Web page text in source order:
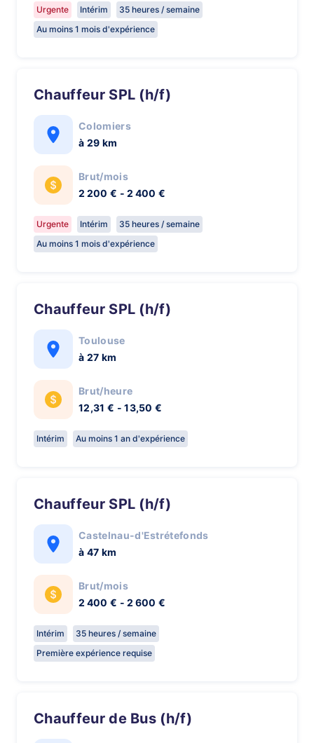
Urgente Intérim
35 heures / semaine
Au moins 1 mois d'expérience
Chauffeur SPL (h/f)
Colomiers
à 29 km
Brut/mois
2 200 € - 2 400 €
Urgente Intérim
35 heures / semaine
Au moins 1 mois d'expérience
Chauffeur SPL (h/f)
Toulouse
à 27 km
Brut/heure
12,31 € - 13,50 €
Intérim Au moins 1 an d'expérience
Chauffeur SPL (h/f)
Castelnau-d'Estrétefonds
à 47 km
Brut/mois
2 400 € - 2 600 €
Intérim
35 heures / semaine
Première expérience requise
Chauffeur de Bus (h/f)